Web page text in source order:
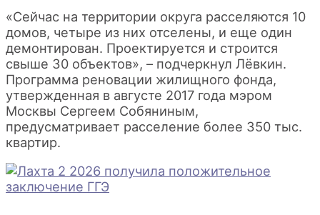
«Сейчас на территории округа расселяются 10
домов, четыре из них отселены, и еще один
демонтирован. Проектируется и строится
свыше 30 объектов», – подчеркнул Лёвкин.
Программа реновации жилищного фонда,
утвержденная в августе 2017 года мэром
Москвы Сергеем Собяниным,
предусматривает расселение более 350 тыс.
квартир.